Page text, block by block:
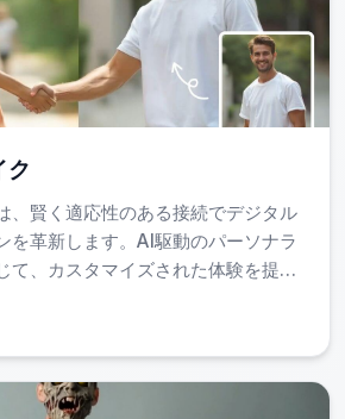
ベントの前準備としてのアイデア
者が「毎週新しいテーマで投稿した
応できるのが強みです。一度登録した
でき、毎回同じ手間なく出力が可能で
の安全性とプライバシー
保護
ク
、賢く適応性のある接続でデジタル
を革新します。AI駆動のパーソナラ
て、カスタマイズされた体験を提供
ユーザー向けに設計された最先端技
ージメントを容易に向上させます。